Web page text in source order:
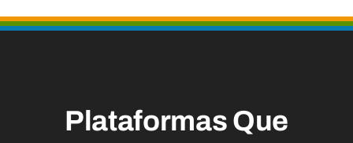
Plataformas Que